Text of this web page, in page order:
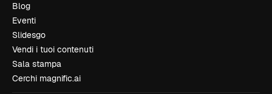
Blog
Eventi
Slidesgo
Vendi i tuoi contenuti
Sala stampa
Cerchi magnific.ai